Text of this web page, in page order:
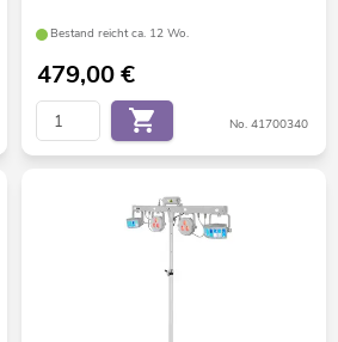
Bestand reicht ca. 12 Wo.
479,00€
No. 41700340